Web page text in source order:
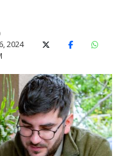
2024
X (Twitter)Facebook